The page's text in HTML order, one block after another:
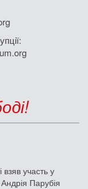
участь у
Парубія